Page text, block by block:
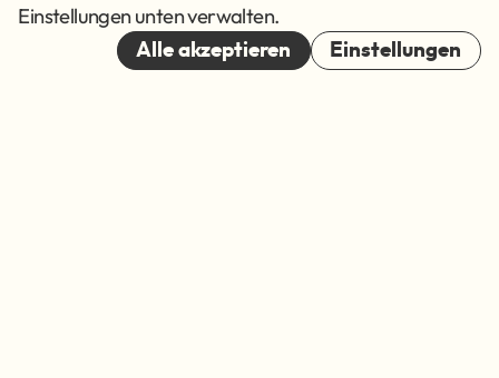
© 2026
Einstellungen unten verwalten.
Alle akzeptieren Einstellungen